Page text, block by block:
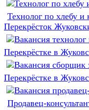
Технолог по хлебу и
Перекрёсток
Перекрёстке в
Перекрёстке в
Продавец-